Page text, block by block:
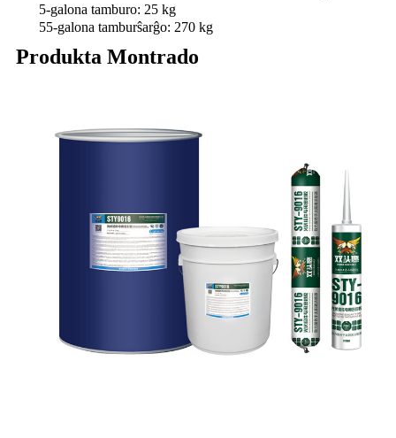
5-galona tamburo: 25 kg
55-galona tamburŝarĝo: 270 kg
Produkta Montrado